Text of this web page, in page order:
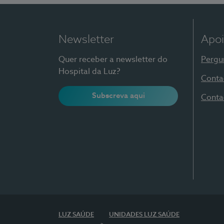
Newsletter
Quer receber a newsletter do
Hospital da Luz?
Subscreva aqui
LUZ SAÚDE UNIDADES LUZ SAÚDE